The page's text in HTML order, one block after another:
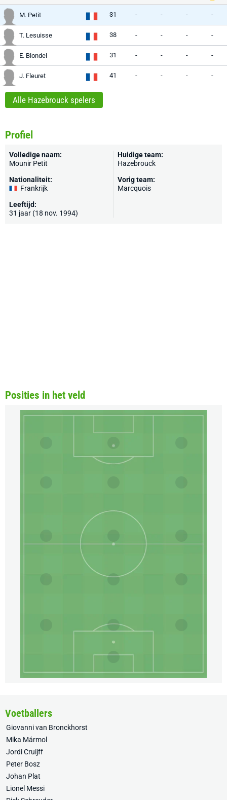
M. Petit 31 - - - -
T. Lesuisse 38 - - - -
E. Blondel 31 - - - -
J. Fleuret 41 - - - -
Alle Hazebrouck spelers
Profiel
Volledige naam:
Mounir Petit
Nationaliteit:
Frankrijk
Leeftijd:
31 jaar (18 nov. 1994)
Huidige team:
Hazebrouck
Vorig team:
Marcquois
Posities in het veld
Voetballers
Giovanni van Bronckhorst
Mika Mármol
Jordi Cruijff
Peter Bosz
Johan Plat
Lionel Messi